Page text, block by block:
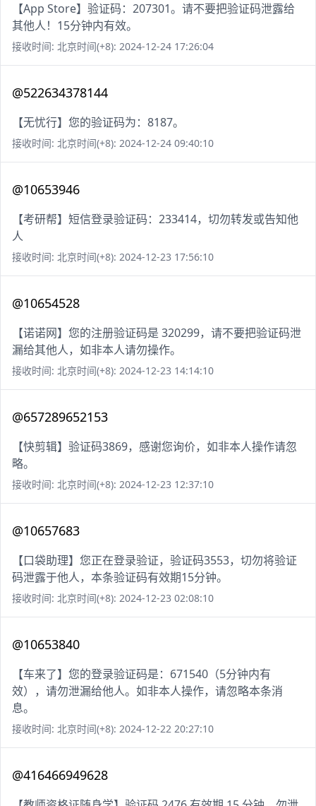
【App Store】验证码：207301。请不要把验证码泄露给
其他人！15分钟内有效。
接收时间: 北京时间(+8): 2024-12-24 17:26:04
@522634378144
【无忧行】您的验证码为：8187。
接收时间: 北京时间(+8): 2024-12-24 09:40:10
@10653946
【考研帮】短信登录验证码：233414，切勿转发或告知他
人
接收时间: 北京时间(+8): 2024-12-23 17:56:10
@10654528
【诺诺网】您的注册验证码是 320299，请不要把验证码泄
漏给其他人，如非本人请勿操作。
接收时间: 北京时间(+8): 2024-12-23 14:14:10
@657289652153
【快剪辑】验证码3869，感谢您询价，如非本人操作请忽
略。
接收时间: 北京时间(+8): 2024-12-23 12:37:10
@10657683
【口袋助理】您正在登录验证，验证码3553，切勿将验证
码泄露于他人，本条验证码有效期15分钟。
接收时间: 北京时间(+8): 2024-12-23 02:08:10
@10653840
【车来了】您的登录验证码是：671540（5分钟内有
效），请勿泄漏给他人。如非本人操作，请忽略本条消
息。
接收时间: 北京时间(+8): 2024-12-22 20:27:10
@416466949628